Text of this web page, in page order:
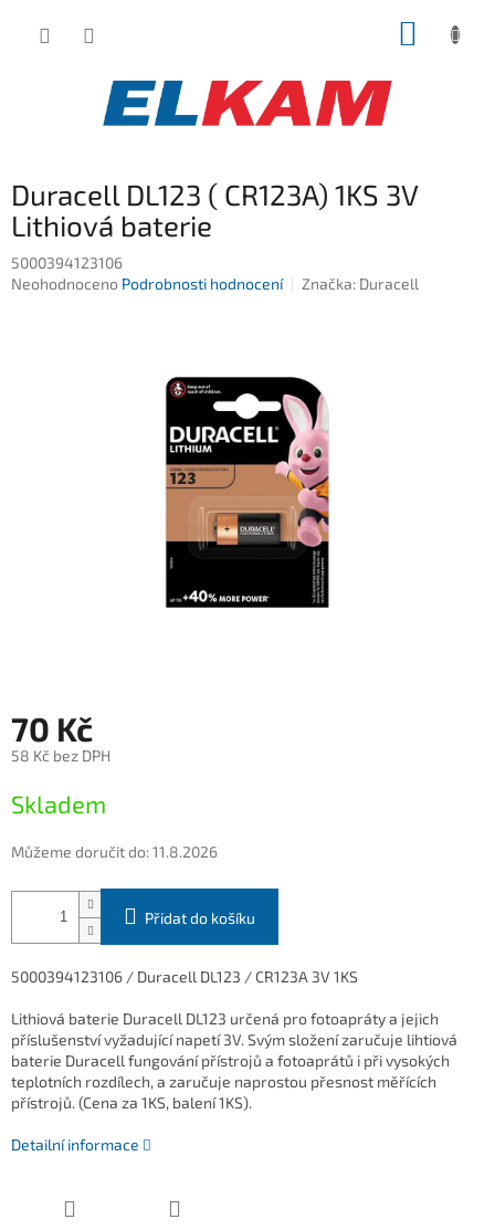
Duracell DL123 ( CR123A) 1KS 3V
Lithiová baterie
5000394123106
Průměrné
Neohodnoceno Podrobnosti hodnocení Značka: Duracell
70 Kč
58 Kč bez DPH
cena:
Skladem
Můžeme doručit do:11.8.2026
Přidat do košíku
5000394123106 / Duracell DL123 / CR123A 3V 1KS
Lithiová baterie Duracell DL123 určená pro fotoapráty a jejich
příslušenství vyžadující napetí 3V. Svým složení zaručuje lihtiová
baterie Duracell fungování přístrojů a fotoaprátů i při vysokých
teplotních rozdílech, a zaručuje naprostou přesnost měřících
přístrojů. (Cena za 1KS, balení 1KS).
Detailní informace